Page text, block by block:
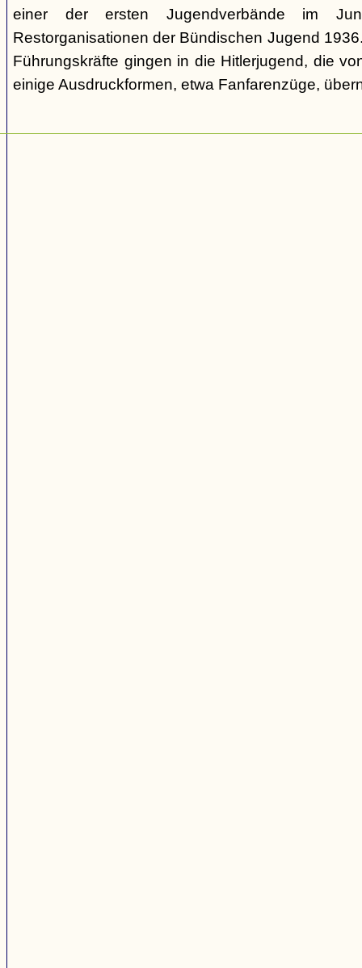
einer der ersten Jugendverbände im
Restorganisationen der Bündischen Jugend
Führungskräfte gingen in die Hitlerjugend, die
einige Ausdruckformen, etwa Fanfarenzüge,